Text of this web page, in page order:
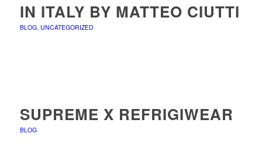
IN ITALY BY MATTEO CIUTTI
BLOG, UNCATEGORIZED
SUPREME X REFRIGIWEAR
BLOG